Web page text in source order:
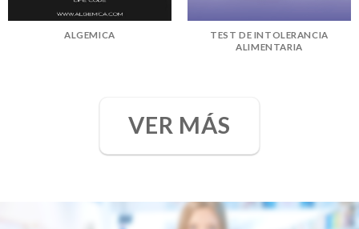
ALGEMICA
TEST DE INTOLERANCIA
ALIMENTARIA
VER MÁS